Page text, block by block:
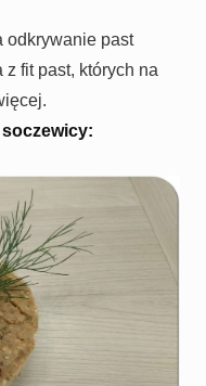
odkrywanie past
fit past, których na
soczewicy: